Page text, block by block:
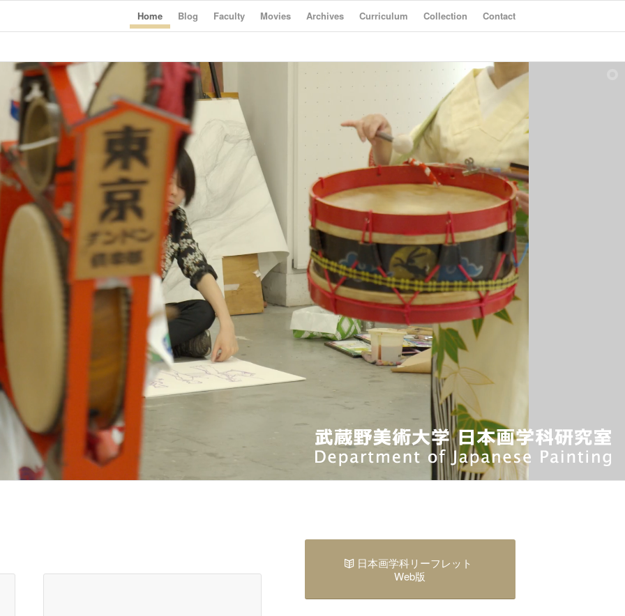
Home Blog Faculty Movies Archives Curriculum Collection Contact
日本画学科リーフレット
Web版